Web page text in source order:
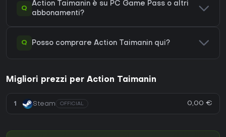
Q
Action Taimanin è su PC Game Pass o altri
abbonamenti?
Q Posso comprare Action Taimanin qui?
Migliori prezzi per Action Taimanin
1 Steam OFFICIAL 0,00 €